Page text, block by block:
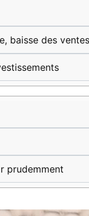
baisse des ventes
prudemment